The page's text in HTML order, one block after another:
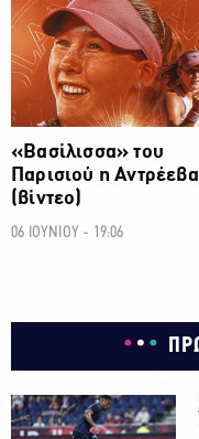
ΑΛΛΑ
«Βασίλισσα» του
Παρισιού η Αντρέεβα
(βίντεο)
06 ΙΟΥΝΙΟΥ - 19:06